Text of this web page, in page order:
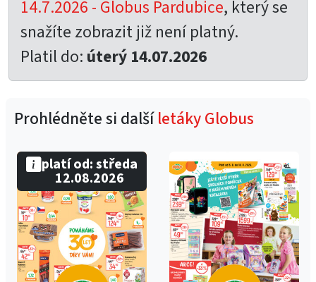
14.7.2026 - Globus Pardubice, který se
snažíte zobrazit již není platný.
Platil do: úterý 14.07.2026
Prohlédněte si dalšíletáky Globus
platí od: středa
12.08.2026